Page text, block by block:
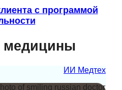
с программой
медицины
ИИ Медтех